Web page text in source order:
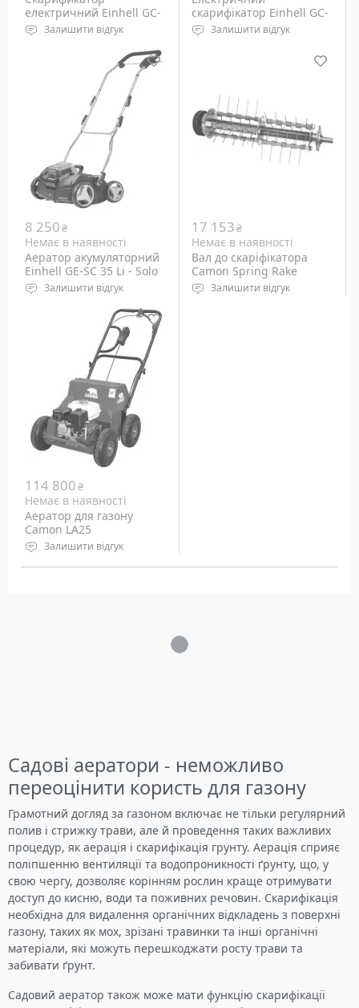
електричний Einhell GC-
ES 1231 (3420610)
Залишити відгук
Потужність: 1.2 кВт
Ширина захвату: 31 см
скарифікатор Einhell GC-
SA 1231/1
Залишити відгук
Ширина обробки: 31 см
до +9 мм
Вага: 9.3 кг
8 250₴
Немає в наявності
Аератор акумуляторний
Einhell GE-SC 35 Li - Solo
(3420650)
Залишити відгук
Тип: Акумуляторний
Вольтаж АКБ: 18 В
Ширина захвату: 35 см
17 153₴
Немає в наявності
Вал до скаріфікатора
Camon Spring Rake
Cartridge
Залишити відгук
114 800₴
Немає в наявності
Аератор для газону
Camon LA25
Залишити відгук
Тип: Бензиновий
Загрузка...
Садові аератори - неможливо
переоцінити користь для газону
Грамотний догляд за газоном включає не тільки регулярний
полив і стрижку трави, але й проведення таких важливих
процедур, як аерація і скарифікація грунту. Аерація сприяє
поліпшенню вентиляції та водопроникності ґрунту, що, у
свою чергу, дозволяє корінням рослин краще отримувати
доступ до кисню, води та поживних речовин. Скарифікація
необхідна для видалення органічних відкладень з поверхні
газону, таких як мох, зрізані травинки та інші органічні
матеріали, які можуть перешкоджати росту трави та
забивати ґрунт.
Садовий аератор також може мати функцію скарифікації